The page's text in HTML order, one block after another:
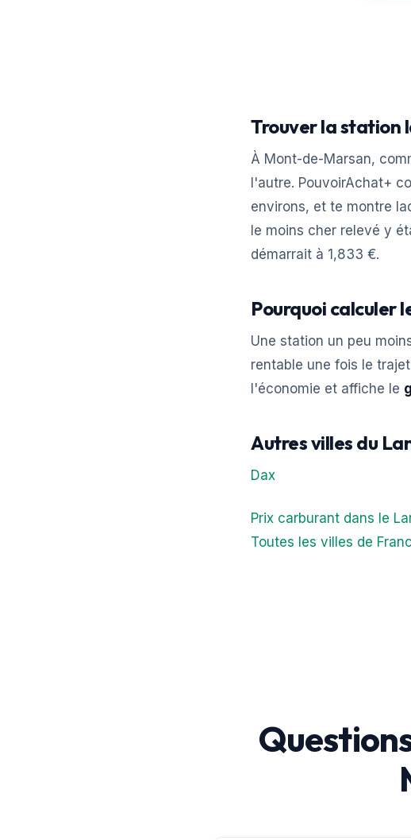
Trouver la station
À Mont-de-Marsan,
l'autre. PouvoirAchat+
environs, et te montre
le moins cher relevé y
démarrait à 1,833 €.
Pourquoi calculer
Une station un peu
rentable une fois le
l'économie et affiche le
Autres villes du
Dax
Prix carburant dans le
Toutes les villes de